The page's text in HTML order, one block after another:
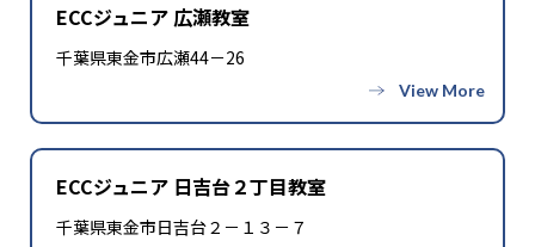
ECCジュニア 広瀬教室
千葉県東金市広瀬44－26
ECCジュニア 日吉台２丁目教室
千葉県東金市日吉台２－１３－７